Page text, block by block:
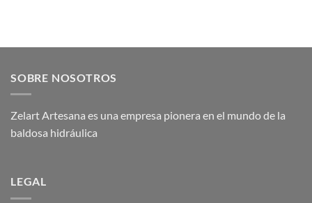
SOBRE NOSOTROS
Zelart Artesana es una empresa pionera en el mundo de la
baldosa hidráulica
LEGAL